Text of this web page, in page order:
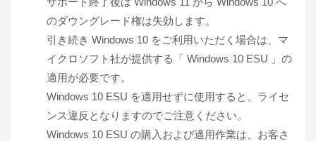
のダウングレード権は失効します。
引き続き Windows 10 をご利用いただく場合は、マ
イクロソフト社が提供する「 Windows 10 ESU 」の
適用が必要です。
Windows 10 ESU を適用せずに使用すると、ライセ
ンス違反となりますのでご注意ください。
Windows 10 ESU の購入および適用作業は、お客さ